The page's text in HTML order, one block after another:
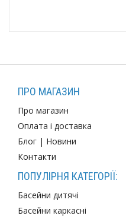
ПРО МАГАЗИН
Про магазин
Оплата і доставка
Блог | Новини
Контакти
ПОПУЛІРНЯ КАТЕГОРІЇ:
Басейни дитячі
Басейни каркасні